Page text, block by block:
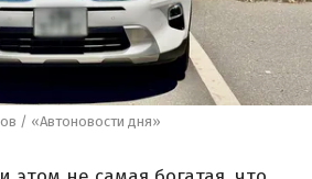
/ «Автоновости дня»